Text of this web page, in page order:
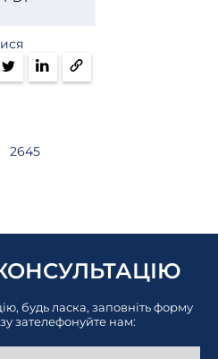
2645
будь ласка, заповніть форму
зателефонуйте нам: